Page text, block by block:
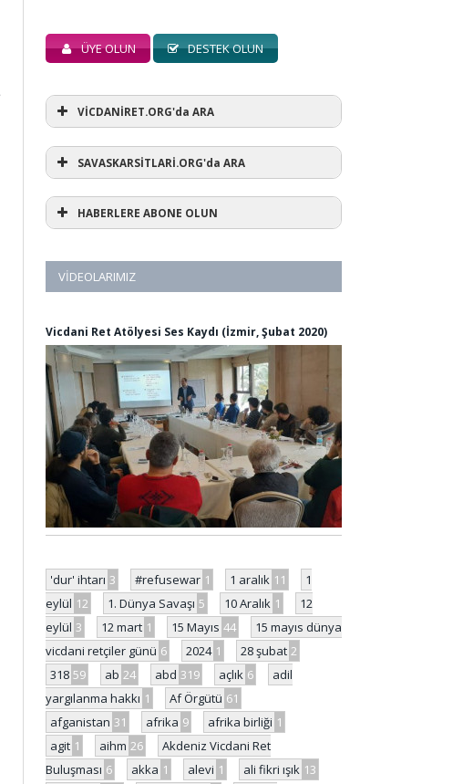
ÜYE OLUN DESTEK OLUN
VİCDANİRET.ORG'da ARA
SAVASKARSİTLARİ.ORG'da ARA
HABERLERE ABONE OLUN
VIDEOLARIMIZ
Vicdani Ret Atölyesi Ses Kaydı (İzmir, Şubat 2020)
'dur' ihtarı 3 #refusewar 1 1 aralık 11
1
eylül 12 1. Dünya Savaşı 5 10 Aralık 1
12
eylül 3 12 mart 1 15 Mayıs 44
15 mayıs dünya
vicdani retçiler günü 6 2024 1 28 şubat 2
318 59 ab 24 abd 319 açlık 6
adil
yargılanma hakkı 1 Af Örgütü 61
afganistan 31 afrika 9 afrika birliği 1
agit 1 aihm 26
Akdeniz Vicdani Ret
Buluşması 6 akka 1 alevi 1 ali fikri ışık 13